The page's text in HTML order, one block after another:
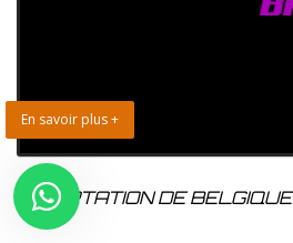
En savoir plus +
IMPORTATION DE BELGIQUE